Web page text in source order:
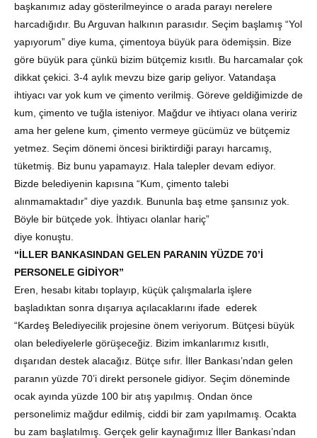
başkanımız aday gösterilmeyince o arada parayı nerelere
harcadığıdır. Bu Arguvan halkının parasıdır. Seçim başlamış “Yol
yapıyorum” diye kuma, çimentoya büyük para ödemişsin. Bize
göre büyük para çünkü bizim bütçemiz kısıtlı. Bu harcamalar çok
dikkat çekici. 3-4 aylık mevzu bize garip geliyor. Vatandaşa
ihtiyacı var yok kum ve çimento verilmiş. Göreve geldiğimizde de
kum, çimento ve tuğla isteniyor. Mağdur ve ihtiyacı olana veririz
ama her gelene kum, çimento vermeye gücümüz ve bütçemiz
yetmez. Seçim dönemi öncesi biriktirdiği parayı harcamış,
tüketmiş. Biz bunu yapamayız. Hala talepler devam ediyor.
Bizde belediyenin kapısına “Kum, çimento talebi
alınmamaktadır” diye yazdık. Bununla baş etme şansınız yok.
Böyle bir bütçede yok. İhtiyacı olanlar hariç”
diye konuştu.
“İLLER BANKASINDAN GELEN PARANIN YÜZDE 70’İ
PERSONELE GİDİYOR”
Eren, hesabı kitabı toplayıp, küçük çalışmalarla işlere
başladıktan sonra dışarıya açılacaklarını ifade ederek
“Kardeş Belediyecilik projesine önem veriyorum. Bütçesi büyük
olan belediyelerle görüşeceğiz. Bizim imkanlarımız kısıtlı,
dışarıdan destek alacağız. Bütçe sıfır. İller Bankası’ndan gelen
paranın yüzde 70’i direkt personele gidiyor. Seçim döneminde
ocak ayında yüzde 100 bir atış yapılmış. Ondan önce
personelimiz mağdur edilmiş, ciddi bir zam yapılmamış. Ocakta
bu zam başlatılmış. Gerçek gelir kaynağımız İller Bankası’ndan